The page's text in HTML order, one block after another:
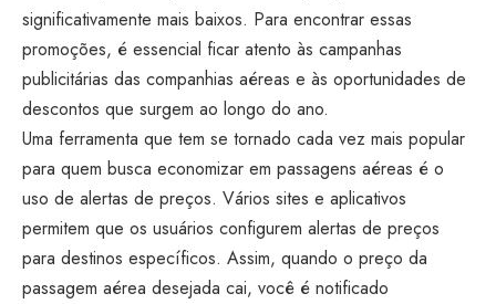
significativamente mais baixos. Para encontrar essas
promoções, é essencial ficar atento às campanhas
publicitárias das companhias aéreas e às oportunidades de
descontos que surgem ao longo do ano.
Uma ferramenta que tem se tornado cada vez mais popular
para quem busca economizar em passagens aéreas é o
uso de alertas de preços. Vários sites e aplicativos
permitem que os usuários configurem alertas de preços
para destinos específicos. Assim, quando o preço da
passagem aérea desejada cai, você é notificado